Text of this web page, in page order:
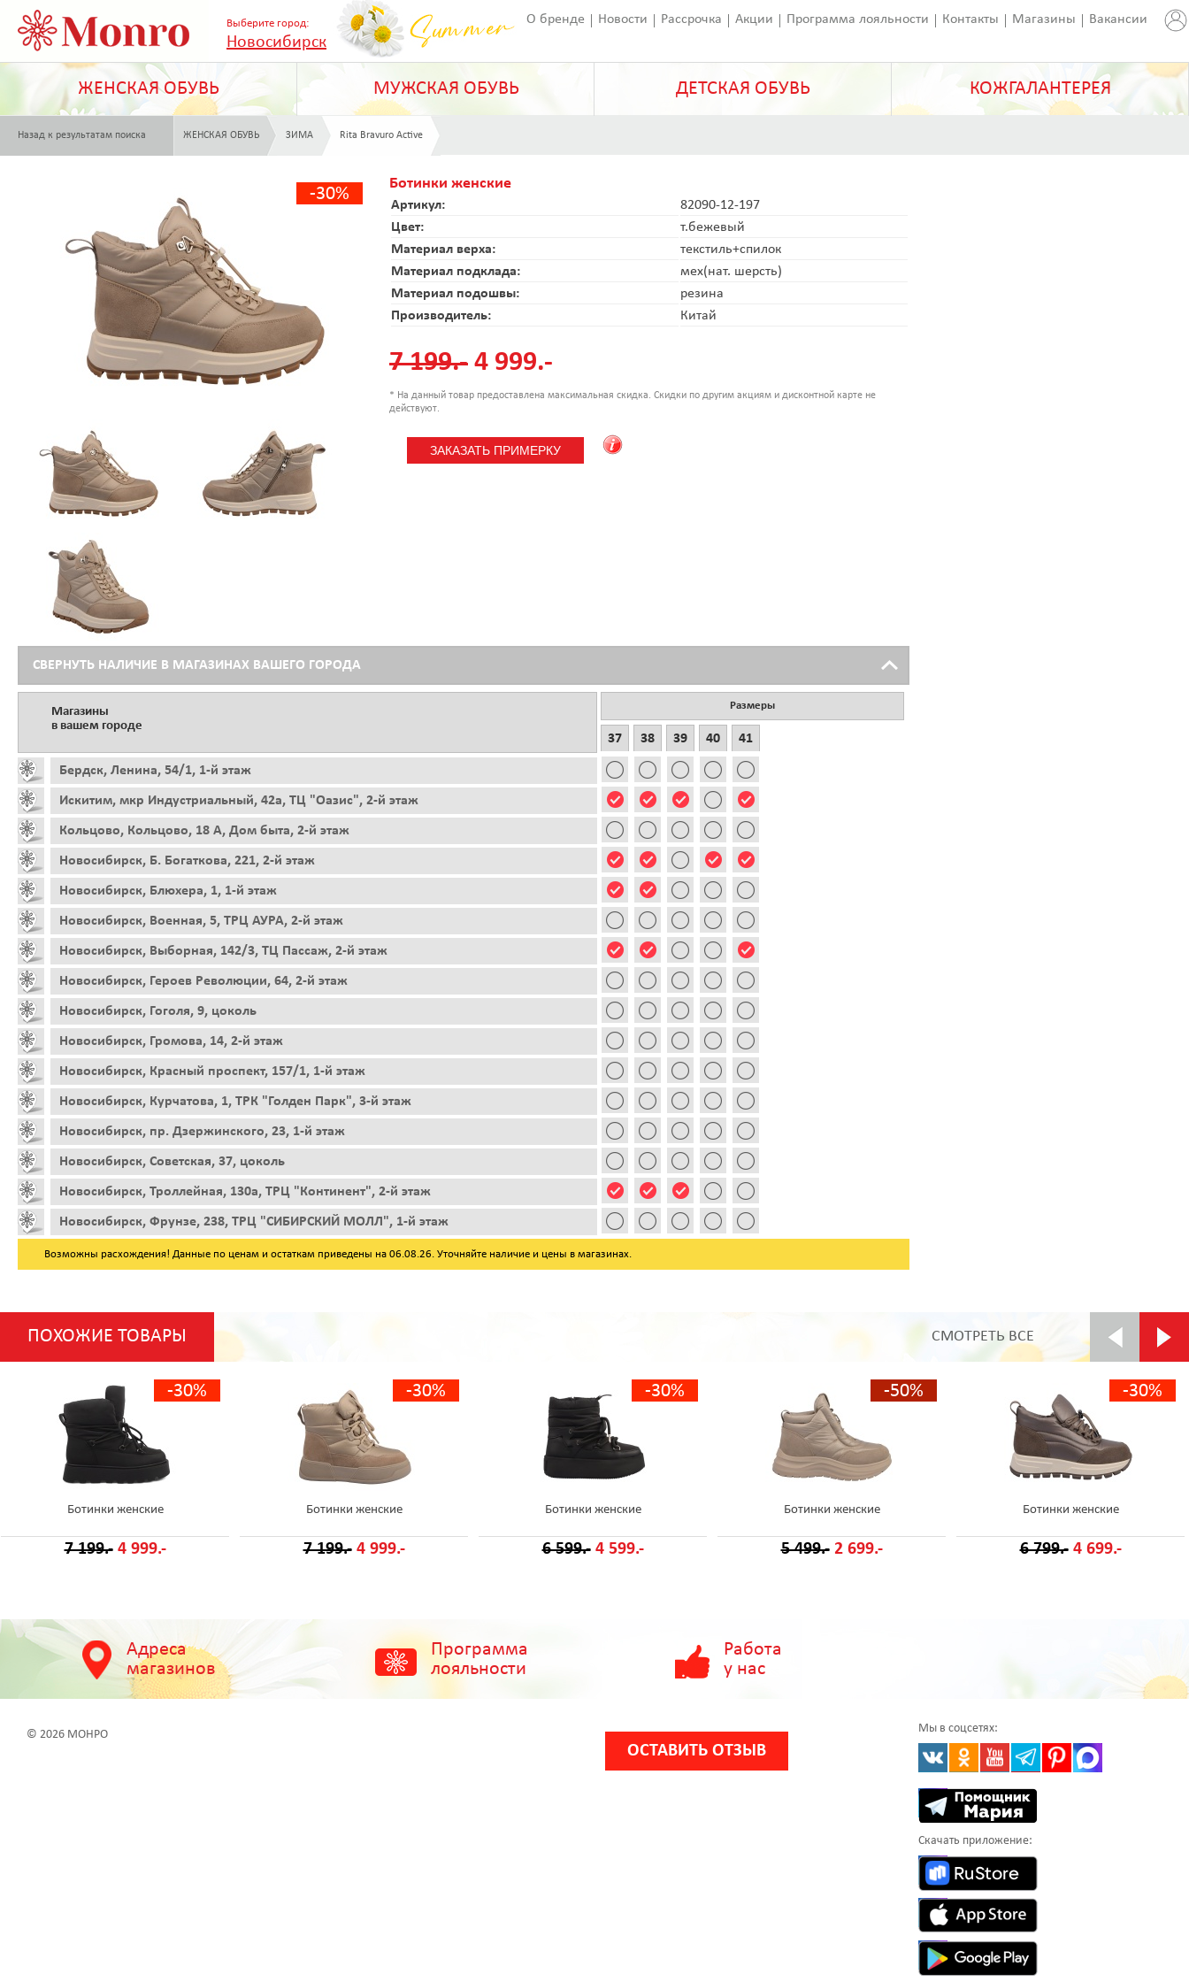
Выберите город:
Новосибирск
О бренде Новости Рассрочка Акции Программа лояльности Контакты Магазины Вакансии
ЖЕНСКАЯ ОБУВЬ МУЖСКАЯ ОБУВЬ ДЕТСКАЯ ОБУВЬ КОЖГАЛАНТЕРЕЯ
Назад к результатам поиска ЖЕНСКАЯ ОБУВЬ ЗИМА Rita Bravuro Active
-30%
Ботинки женские
Артикул:
82090-12-197
Цвет:
т.бежевый
Материал верха:
текстиль+спилок
Материал подклада:
мех(нат. шерсть)
Материал подошвы:
резина
Производитель:
Китай
7 199.- 4 999.-
* На данный товар предоставлена максимальная скидка. Скидки по другим акциям и дисконтной карте не
действуют.
СВЕРНУТЬ НАЛИЧИЕ В МАГАЗИНАХ ВАШЕГО ГОРОДА
Магазины
в вашем городе
Бердск, Ленина, 54/1, 1-й этаж
Искитим, мкр Индустриальный, 42а, ТЦ "Оазис", 2-й этаж
Кольцово, Кольцово, 18 А, Дом быта, 2-й этаж
Новосибирск, Б. Богаткова, 221, 2-й этаж
Новосибирск, Блюхера, 1, 1-й этаж
Новосибирск, Военная, 5, ТРЦ АУРА, 2-й этаж
Новосибирск, Выборная, 142/3, ТЦ Пассаж, 2-й этаж
Новосибирск, Героев Революции, 64, 2-й этаж
Новосибирск, Гоголя, 9, цоколь
Новосибирск, Громова, 14, 2-й этаж
Новосибирск, Красный проспект, 157/1, 1-й этаж
Новосибирск, Курчатова, 1, ТРК "Голден Парк", 3-й этаж
Новосибирск, пр. Дзержинского, 23, 1-й этаж
Новосибирск, Советская, 37, цоколь
Новосибирск, Троллейная, 130а, ТРЦ "Континент", 2-й этаж
Новосибирск, Фрунзе, 238, ТРЦ "СИБИРСКИЙ МОЛЛ", 1-й этаж
Размеры
37 38 39 40 41
Возможны расхождения! Данные по ценам и остаткам приведены на 06.08.26. Уточняйте наличие и цены в магазинах.
ПОХОЖИЕ ТОВАРЫ СМОТРЕТЬ ВСЕ
-30%
Ботинки женские
7 199.- 4 999.-
-30%
Ботинки женские
7 199.- 4 999.-
-30%
Ботинки женские
6 599.- 4 599.-
-50%
Ботинки женские
5 499.- 2 699.-
-30%
Ботинки женские
6 799.- 4 699.-
Адреса
магазинов
Программа
лояльности
Работа
у нас
© 2026 МОНРО
ОСТАВИТЬ ОТЗЫВ
Мы в соцсетях:
Скачать приложение: